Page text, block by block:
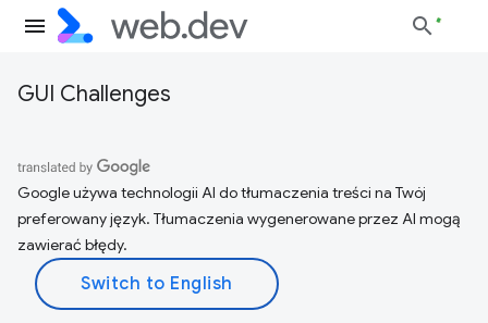
GUI Challenges
Google używa technologii AI do tłumaczenia treści na Twój
preferowany język. Tłumaczenia wygenerowane przez AI mogą
zawierać błędy.